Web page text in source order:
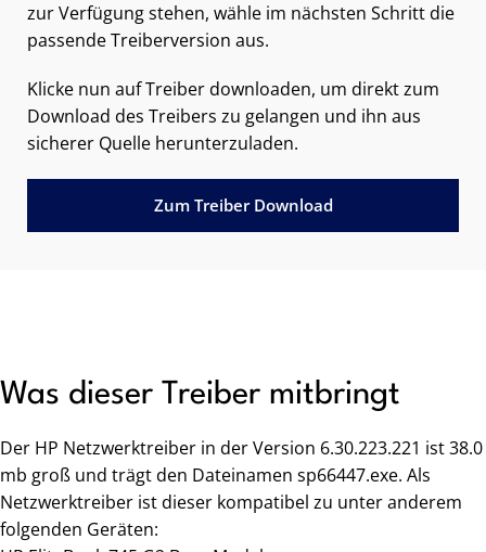
zur Verfügung stehen, wähle im nächsten Schritt die
passende Treiberversion aus.
Klicke nun auf Treiber downloaden, um direkt zum
Download des Treibers zu gelangen und ihn aus
sicherer Quelle herunterzuladen.
Zum Treiber Download
Was dieser Treiber mitbringt
Der HP Netzwerktreiber in der Version 6.30.223.221 ist 38.0
mb groß und trägt den Dateinamen sp66447.exe. Als
Netzwerktreiber ist dieser kompatibel zu unter anderem
folgenden Geräten: